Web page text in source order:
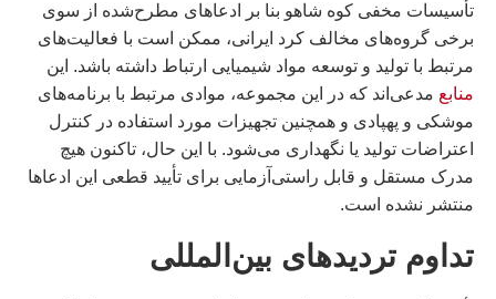
تأسیسات مخفی کوه شاهو بنا بر ادعاهای مطرح‌شده از سوی
برخی گروه‌های مخالف کرد ایرانی، ممکن است با فعالیت‌های
مرتبط با تولید و توسعه مواد شیمیایی ارتباط داشته باشد. این
منابع مدعی‌اند که در این مجموعه، موادی مرتبط با برنامه‌های
موشکی و پهپادی و همچنین تجهیزات مورد استفاده در کنترل
اعتراضات تولید یا نگهداری می‌شود. با این حال، تاکنون هیچ
مدرک مستقل و قابل راستی‌آزمایی برای تأیید قطعی این ادعاها
منتشر نشده است.
تداوم تردیدهای بین‌المللی